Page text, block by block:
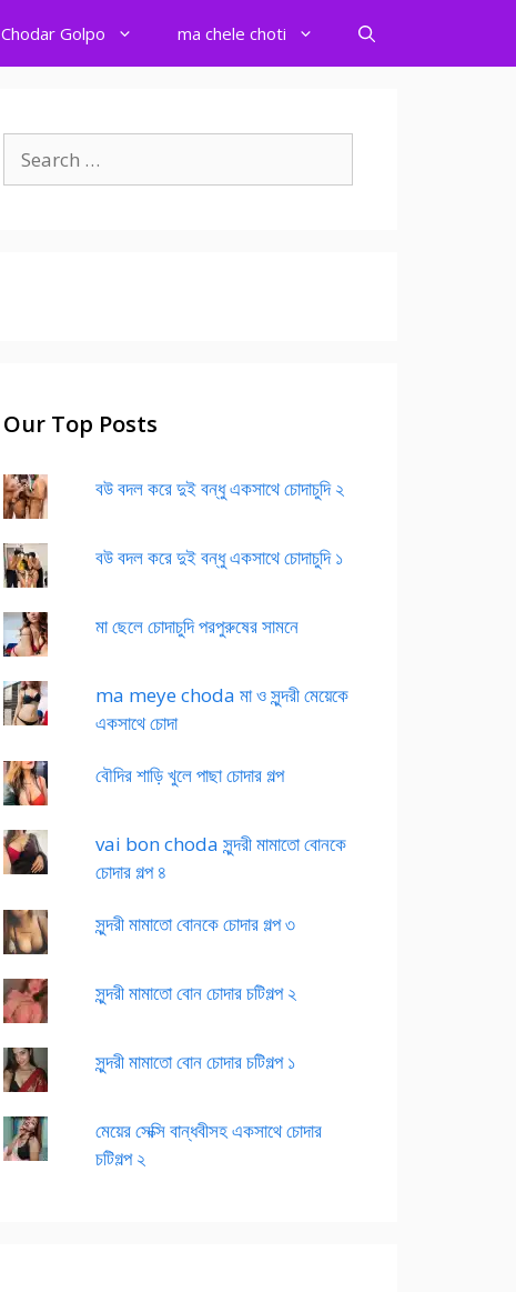
Chodar Golpo ma chele choti
for:
Our Top Posts
বউ বদল করে দুই বন্ধু একসাথে চোদাচুদি ২
বউ বদল করে দুই বন্ধু একসাথে চোদাচুদি ১
মা ছেলে চোদাচুদি পরপুরুষের সামনে
ma meye choda মা ও সুন্দরী মেয়েকে
একসাথে চোদা
বৌদির শাড়ি খুলে পাছা চোদার গল্প
vai bon choda সুন্দরী মামাতো বোনকে
চোদার গল্প ৪
সুন্দরী মামাতো বোনকে চোদার গল্প ৩
সুন্দরী মামাতো বোন চোদার চটিগল্প ২
সুন্দরী মামাতো বোন চোদার চটিগল্প ১
মেয়ের সেক্সি বান্ধবীসহ একসাথে চোদার
চটিগল্প ২